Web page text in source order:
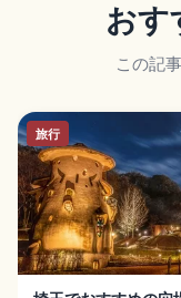
おす
この記
旅行